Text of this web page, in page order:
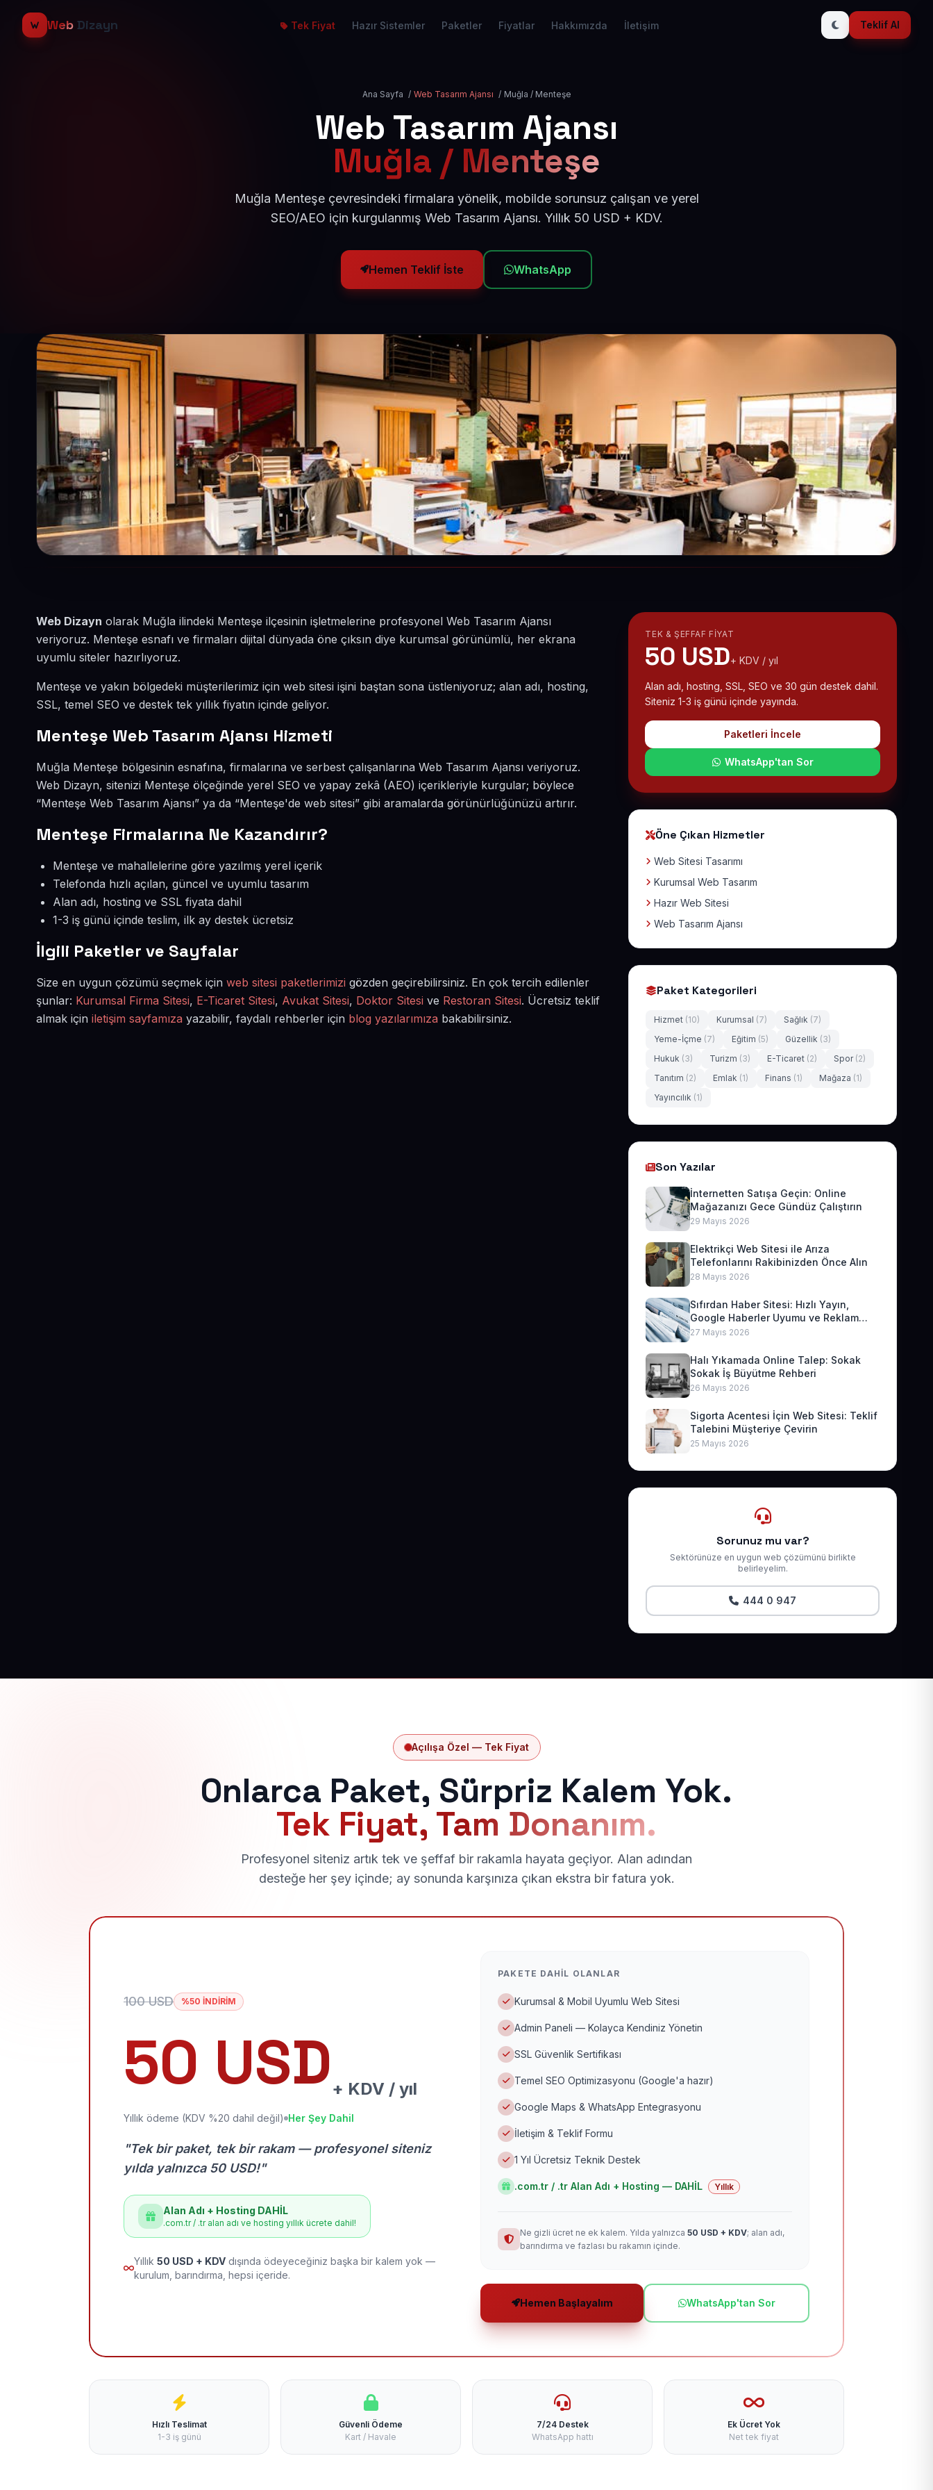
Web Dizayn Tek Fiyat Hazır Sistemler Paketler Fiyatlar Hakkımızda İletişim Teklif Al
Ana Sayfa / Web Tasarım Ajansı / Muğla / Menteşe
Web Tasarım Ajansı
Muğla / Menteşe
Muğla Menteşe çevresindeki firmalara yönelik, mobilde sorunsuz çalışan ve yerel
SEO/AEO için kurgulanmış Web Tasarım Ajansı. Yıllık 50 USD + KDV.
Hemen Teklif İste WhatsApp
Web Dizayn olarak Muğla ilindeki Menteşe ilçesinin işletmelerine profesyonel Web Tasarım Ajansı
veriyoruz. Menteşe esnafı ve firmaları dijital dünyada öne çıksın diye kurumsal görünümlü, her ekrana
uyumlu siteler hazırlıyoruz.
Menteşe ve yakın bölgedeki müşterilerimiz için web sitesi işini baştan sona üstleniyoruz; alan adı, hosting,
SSL, temel SEO ve destek tek yıllık fiyatın içinde geliyor.
Menteşe Web Tasarım Ajansı Hizmeti
Muğla Menteşe bölgesinin esnafına, firmalarına ve serbest çalışanlarına Web Tasarım Ajansı veriyoruz.
Web Dizayn, sitenizi Menteşe ölçeğinde yerel SEO ve yapay zekâ (AEO) içerikleriyle kurgular; böylece
“Menteşe Web Tasarım Ajansı” ya da “Menteşe'de web sitesi” gibi aramalarda görünürlüğünüzü artırır.
Menteşe Firmalarına Ne Kazandırır?
Menteşe ve mahallelerine göre yazılmış yerel içerik
Telefonda hızlı açılan, güncel ve uyumlu tasarım
Alan adı, hosting ve SSL fiyata dahil
1-3 iş günü içinde teslim, ilk ay destek ücretsiz
İlgili Paketler ve Sayfalar
Size en uygun çözümü seçmek için web sitesi paketlerimizi gözden geçirebilirsiniz. En çok tercih edilenler
şunlar: Kurumsal Firma Sitesi, E-Ticaret Sitesi, Avukat Sitesi, Doktor Sitesi ve Restoran Sitesi. Ücretsiz teklif
almak için iletişim sayfamıza yazabilir, faydalı rehberler için blog yazılarımıza bakabilirsiniz.
TEK & ŞEFFAF FIYAT
50 USD+ KDV / yıl
Alan adı, hosting, SSL, SEO ve 30 gün destek dahil.
Siteniz 1-3 iş günü içinde yayında.
Paketleri İncele
WhatsApp'tan Sor
Öne Çıkan Hizmetler
Web Sitesi Tasarımı
Kurumsal Web Tasarım
Hazır Web Sitesi
Web Tasarım Ajansı
Paket Kategorileri
Hizmet (10) Kurumsal (7) Sağlık (7)
Yeme-İçme (7) Eğitim (5) Güzellik (3)
Hukuk (3) Turizm (3) E-Ticaret (2) Spor (2)
Tanıtım (2) Emlak (1) Finans (1) Mağaza (1)
Yayıncılık (1)
Son Yazılar
İnternetten Satışa Geçin: Online
Mağazanızı Gece Gündüz Çalıştırın
29 Mayıs 2026
Elektrikçi Web Sitesi ile Arıza
Telefonlarını Rakibinizden Önce Alın
28 Mayıs 2026
Sıfırdan Haber Sitesi: Hızlı Yayın,
Google Haberler Uyumu ve Reklam
Geliri
27 Mayıs 2026
Halı Yıkamada Online Talep: Sokak
Sokak İş Büyütme Rehberi
26 Mayıs 2026
Sigorta Acentesi İçin Web Sitesi: Teklif
Talebini Müşteriye Çevirin
25 Mayıs 2026
Sorunuz mu var?
Sektörünüze en uygun web çözümünü birlikte
belirleyelim.
444 0 947
Açılışa Özel — Tek Fiyat
Onlarca Paket, Sürpriz Kalem Yok.
Tek Fiyat, Tam Donanım.
Profesyonel siteniz artık tek ve şeffaf bir rakamla hayata geçiyor. Alan adından
desteğe her şey içinde; ay sonunda karşınıza çıkan ekstra bir fatura yok.
100 USD %50 İNDİRİM
50 USD + KDV / yıl
Yıllık ödeme (KDV %20 dahil değil) Her Şey Dahil
"Tek bir paket, tek bir rakam — profesyonel siteniz
yılda yalnızca 50 USD!"
Alan Adı + Hosting DAHİL
.com.tr / .tr alan adı ve hosting yıllık ücrete dahil!
Yıllık 50 USD + KDV dışında ödeyeceğiniz başka bir kalem yok —
kurulum, barındırma, hepsi içeride.
PAKETE DAHIL OLANLAR
Kurumsal & Mobil Uyumlu Web Sitesi
Admin Paneli — Kolayca Kendiniz Yönetin
SSL Güvenlik Sertifikası
Temel SEO Optimizasyonu (Google'a hazır)
Google Maps & WhatsApp Entegrasyonu
İletişim & Teklif Formu
1 Yıl Ücretsiz Teknik Destek
.com.tr / .tr Alan Adı + Hosting — DAHİL Yıllık
Ne gizli ücret ne ek kalem. Yılda yalnızca 50 USD + KDV; alan adı,
barındırma ve fazlası bu rakamın içinde.
Hemen Başlayalım WhatsApp'tan Sor
Hızlı Teslimat
1-3 iş günü
Güvenli Ödeme
Kart / Havale
7/24 Destek
WhatsApp hattı
Ek Ücret Yok
Net tek fiyat